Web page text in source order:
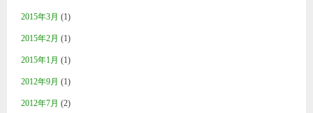
2015年3月 (1)
2015年2月 (1)
2015年1月 (1)
2012年9月 (1)
2012年7月 (2)